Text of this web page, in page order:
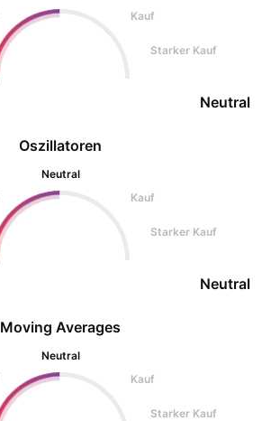
Oszillatoren
Neutral
Kauf
Starker Kauf
Neutral
Kauf
Starker Kauf
Neutral
Moving Averages
Neutral
Kauf
Starker Kauf